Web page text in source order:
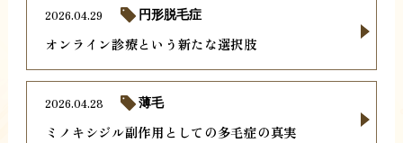
オンライン診療という新たな選択肢
2026.04.29 円形脱毛症
ミノキシジル副作用としての多毛症の真実
2026.04.28 薄毛